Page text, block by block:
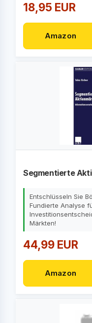
18,95 EUR
Amazon
Segmentierte
Entschlüsseln Sie
Fundierte Analyse
Märkten!
44,99 EUR
Amazon